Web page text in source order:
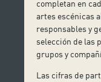
completan en
artes escénicas
responsables y
selección de las
grupos y
Las cifras de